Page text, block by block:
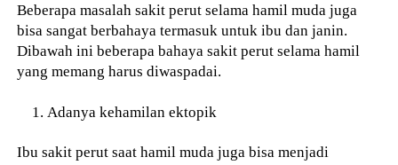
Beberapa masalah sakit perut selama hamil muda juga
bisa sangat berbahaya termasuk untuk ibu dan janin.
Dibawah ini beberapa bahaya sakit perut selama hamil
yang memang harus diwaspadai.
Adanya kehamilan ektopik
Ibu sakit perut saat hamil muda juga bisa menjadi